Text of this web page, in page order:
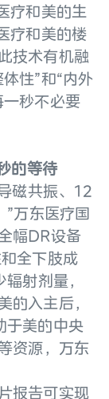
疗和美的生
疗和美的楼
技术有机融
性”和“内外
秒不必要
的等待
磁共振、12
万东医疗国
幅DR设备
全下肢成
射剂量，
的入主后，
于美的中央
资源，万东
报告可实现